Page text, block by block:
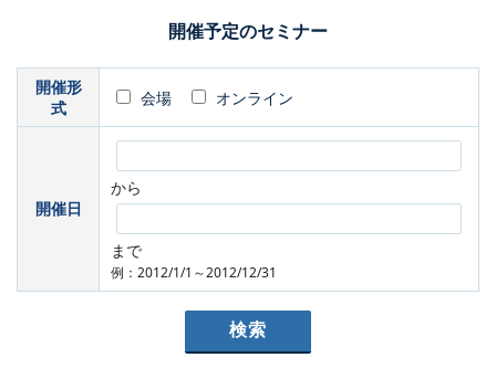
開催予定のセミナー
開催形
式
会場 オンライン
開催日
から
まで
例：2012/1/1～2012/12/31